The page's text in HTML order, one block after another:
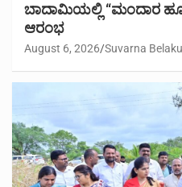
ಬಾದಾಮಿಯಲ್ಲಿ “ಮಂದಾರ
ಆರಂಭ
August 6, 2026 Suvarna Belaku